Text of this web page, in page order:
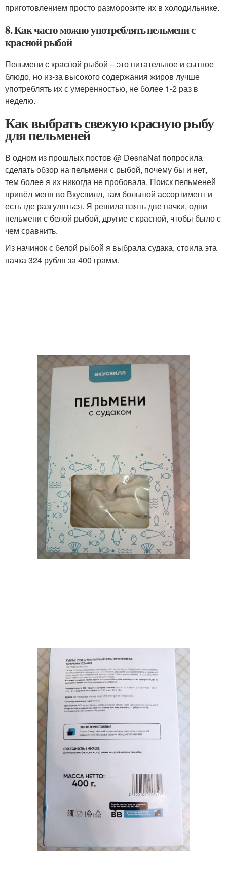
приготовлением просто разморозите их в холодильнике.
8. Как часто можно употреблять пельмени с
красной рыбой
Пельмени с красной рыбой – это питательное и сытное
блюдо, но из-за высокого содержания жиров лучше
употреблять их с умеренностью, не более 1-2 раз в
неделю.
Как выбрать свежую красную рыбу
для пельменей
В одном из прошлых постов @ DesnaNat попросила
сделать обзор на пельмени с рыбой, почему бы и нет,
тем более я их никогда не пробовала. Поиск пельменей
привёл меня во Вкусвилл, там большой ассортимент и
есть где разгуляться. Я решила взять две пачки, одни
пельмени с белой рыбой, другие с красной, чтобы было с
чем сравнить.
Из начинок с белой рыбой я выбрала судака, стоила эта
пачка 324 рубля за 400 грамм.